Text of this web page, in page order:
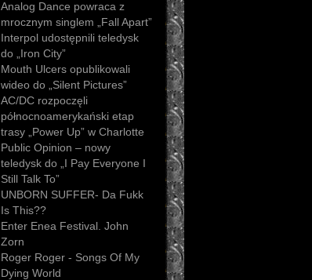
Analog Dance powraca z
mrocznym singlem „Fall Apart”
Interpol udostępnili teledysk
do „Iron City”
Mouth Ulcers opublikowali
wideo do „Silent Pictures”
AC/DC rozpoczęli
północnoamerykański etap
trasy „Power Up” w Charlotte
Public Opinion – nowy
teledysk do „I Pay Everyone I
Still Talk To”
UNBORN SUFFER- Da Fukk
Is This??
Enter Enea Festival. John
Zorn
Roger Roger - Songs Of My
Dying World